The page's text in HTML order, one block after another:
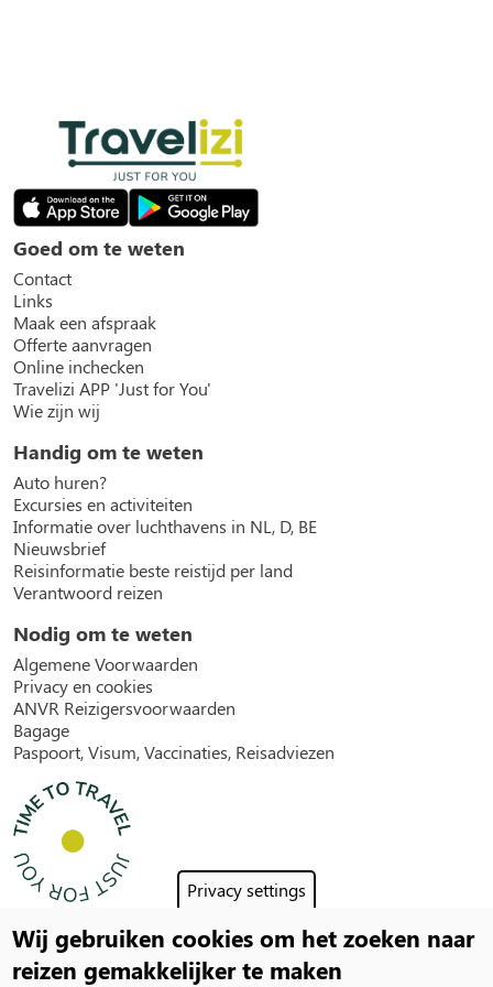
Privacy settings
Wij gebruiken cookies om het zoeken naar
reizen gemakkelijker te maken
Goed om te weten
Contact
Links
Maak een afspraak
Offerte aanvragen
Online inchecken
Travelizi APP 'Just for You'
Wie zijn wij
Handig om te weten
Auto huren?
Excursies en activiteiten
Informatie over luchthavens in NL, D, BE
Nieuwsbrief
Reisinformatie beste reistijd per land
Verantwoord reizen
Nodig om te weten
Algemene Voorwaarden
Privacy en cookies
ANVR Reizigersvoorwaarden
Bagage
Paspoort, Visum, Vaccinaties, Reisadviezen
Social